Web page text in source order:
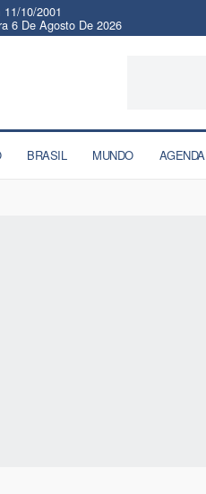
10/2001
6 De Agosto De 2026
BRASIL MUNDO AGENDA